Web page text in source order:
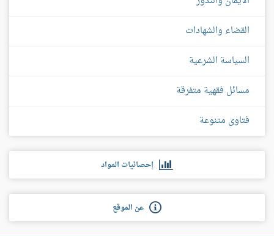
القضاء والشهادات
السياسة الشرعية
مسائل فقهية متفرقة
فتاوى متنوعة
إحصائيات المواد
عن الموقع